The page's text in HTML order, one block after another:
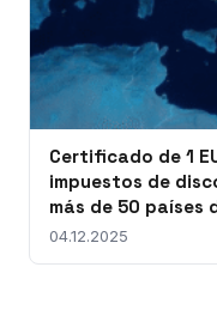
Certificado de 1
impuestos de
más de 50 países
04.12.2025